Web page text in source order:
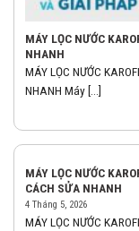
MÁY LỌC NƯỚC
NHANH
MÁY LỌC NƯỚC
NHANH Máy [...]
MÁY LỌC NƯỚC
CÁCH SỬA NHANH
4 Tháng 5, 2026
MÁY LỌC NƯỚC